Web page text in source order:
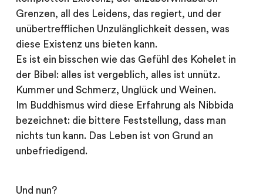
Grenzen, all des Leidens, das regiert, und der
unübertrefflichen Unzulänglichkeit dessen, was
diese Existenz uns bieten kann.
Es ist ein bisschen wie das Gefühl des Kohelet in
der Bibel: alles ist vergeblich, alles ist unnütz.
Kummer und Schmerz, Unglück und Weinen.
Im Buddhismus wird diese Erfahrung als Nibbida
bezeichnet: die bittere Feststellung, dass man
nichts tun kann. Das Leben ist von Grund an
unbefriedigend.
Und nun?